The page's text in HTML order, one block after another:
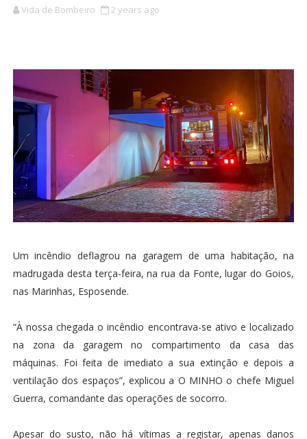
Vida de Bombeiro 2 years ago
Um incêndio deflagrou na garagem de uma habitação, na
madrugada desta terça-feira, na rua da Fonte, lugar do Goios,
nas Marinhas, Esposende.
“À nossa chegada o incêndio encontrava-se ativo e localizado
na zona da garagem no compartimento da casa das
máquinas. Foi feita de imediato a sua extinção e depois a
ventilação dos espaços”, explicou a O MINHO o chefe Miguel
Guerra, comandante das operações de socorro.
Apesar do susto, não há vítimas a registar, apenas danos